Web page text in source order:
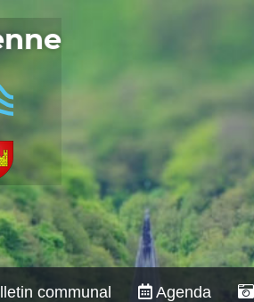
communal Agenda